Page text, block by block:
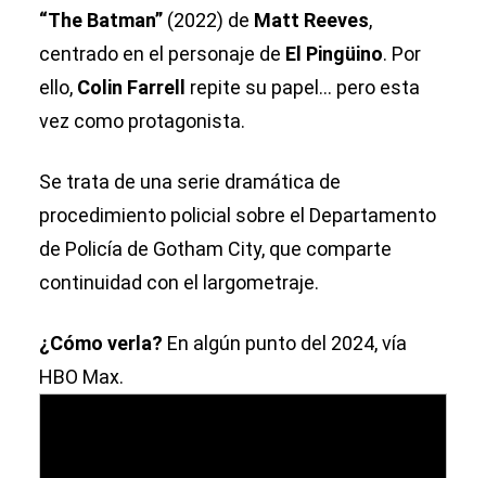
“The Batman” (2022) de Matt Reeves,
centrado en el personaje de El Pingüino. Por
ello, Colin Farrell
repite su papel... pero esta
vez como protagonista.
Se trata de una serie dramática de
procedimiento policial sobre el Departamento
de Policía de Gotham City, que comparte
continuidad con el largometraje.
¿Cómo verla? En algún punto del 2024, vía
HBO Max.